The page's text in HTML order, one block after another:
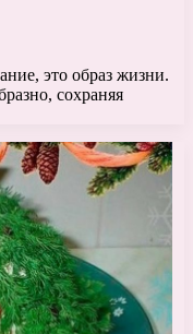
это образ жизни.
сохраняя